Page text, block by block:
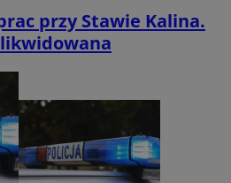
przy Stawie Kalina.